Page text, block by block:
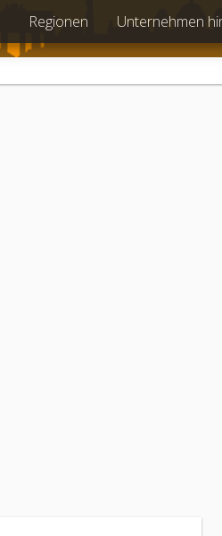
Regionen Unternehmen